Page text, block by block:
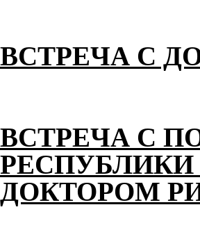
ВСТРЕЧА С
ВСТРЕЧА С
ДОКТОРОМ